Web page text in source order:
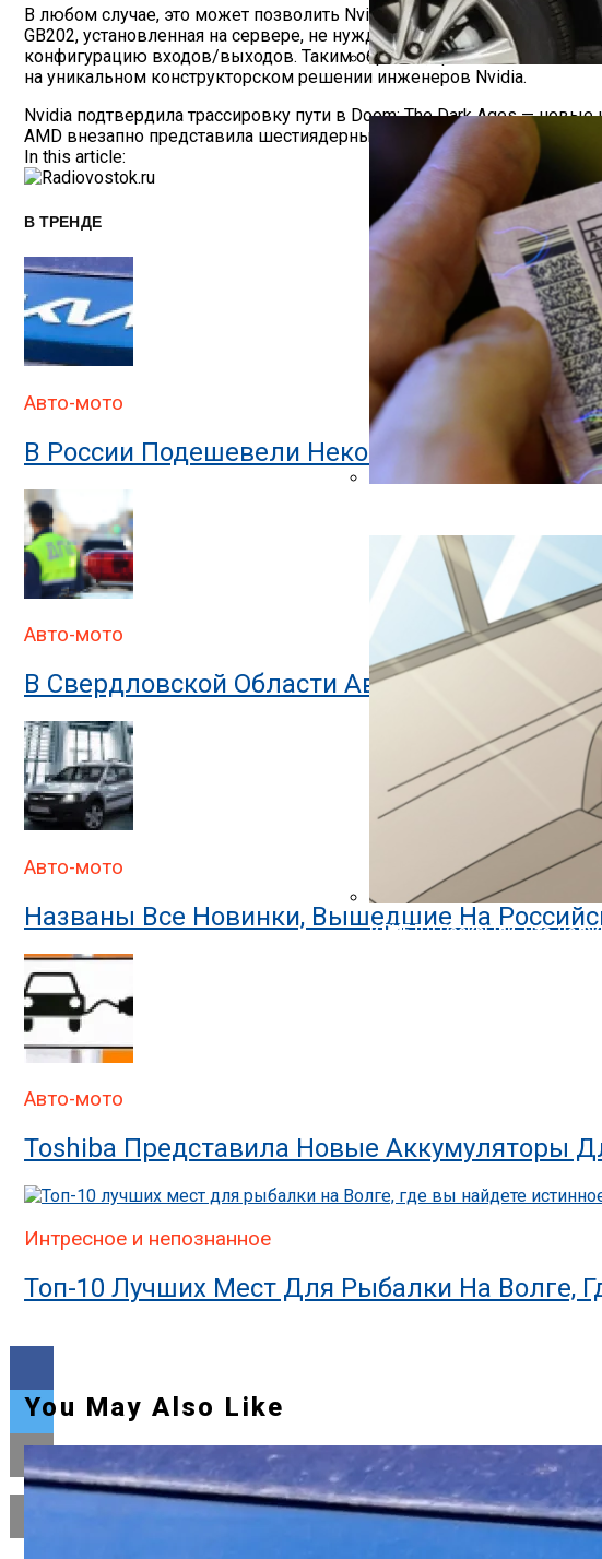
Автоюрист Объяснил, Когда
В ГИБДД Раскрыли, Что
В любом случае, это может позволить Nvidia предложить клиентам
GB202, установленная на сервере, не нуждается в видеоразъёме,
конфигурацию входов/выходов. Таким образом, трёхкомпонентная
на уникальном конструкторском решении инженеров Nvidia.
Навигация
По
Nvidia подтвердила трассировку пути в Doom: The Dark Ages —
AMD внезапно представила шестиядерный процессор Ryzen 5 9600 с
In this article:
В ТРЕНДЕ
Авто-мото
В России Подешевели Некоторые Импортные
Авто-мото
В Свердловской Области Автомобилист
Авто-мото
Названы Все Новинки, Вышедшие На
Авто-мото
Toshiba Представила Новые Аккумуляторы
Интресное и непознанное
Топ-10 Лучших Мест Для Рыбалки На Волге,
You May Also Like